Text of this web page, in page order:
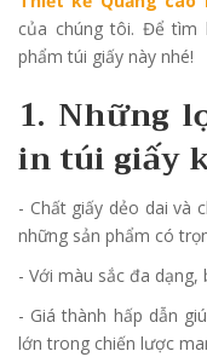
của chúng tôi. Để tìm
phẩm túi giấy này nhé!
1. Những
in túi giấy
- Chất giấy dẻo dai và
những sản phẩm có
- Với màu sắc đa dạng,
- Giá thành hấp dẫn
lớn trong chiến lược